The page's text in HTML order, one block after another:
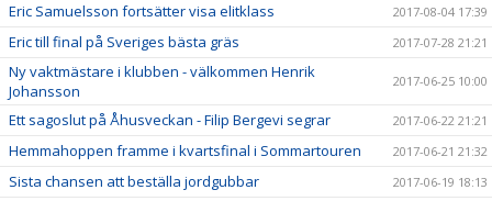
Eric Samuelsson fortsätter visa elitklass 2017-08-04 17:39
Eric till final på Sveriges bästa gräs 2017-07-28 21:21
Ny vaktmästare i klubben - välkommen Henrik
Johansson
2017-06-25 10:00
Ett sagoslut på Åhusveckan - Filip Bergevi segrar 2017-06-22 21:21
Hemmahoppen framme i kvartsfinal i Sommartouren 2017-06-21 21:32
Sista chansen att beställa jordgubbar 2017-06-19 18:13